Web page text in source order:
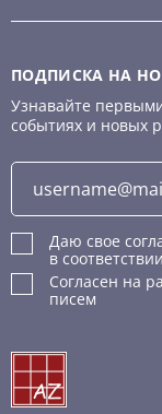
ПОДПИСКА НА
Узнавайте
событиях и новых
Даю свое
в
Согласен на
писем